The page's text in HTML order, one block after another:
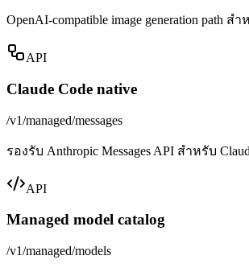
OpenAI-compatible image generation path สำ
API
Claude Code native
/v1/managed/messages
รองรับ Anthropic Messages API สำหรับ
API
Managed model catalog
/v1/managed/models